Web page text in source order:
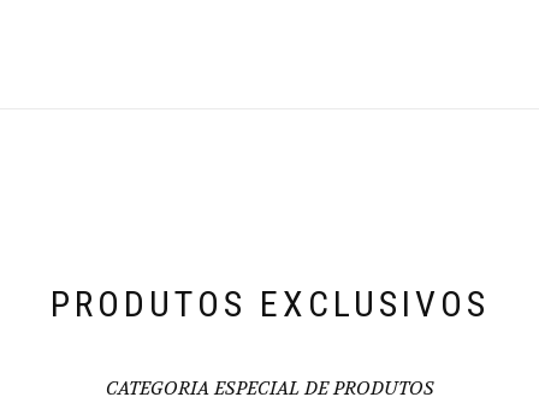
PRODUTOS EXCLUSIVOS
CATEGORIA ESPECIAL DE PRODUTOS